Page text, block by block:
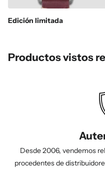
Edición limitada
Productos vistos
Desde 2006, vendemos
procedentes de